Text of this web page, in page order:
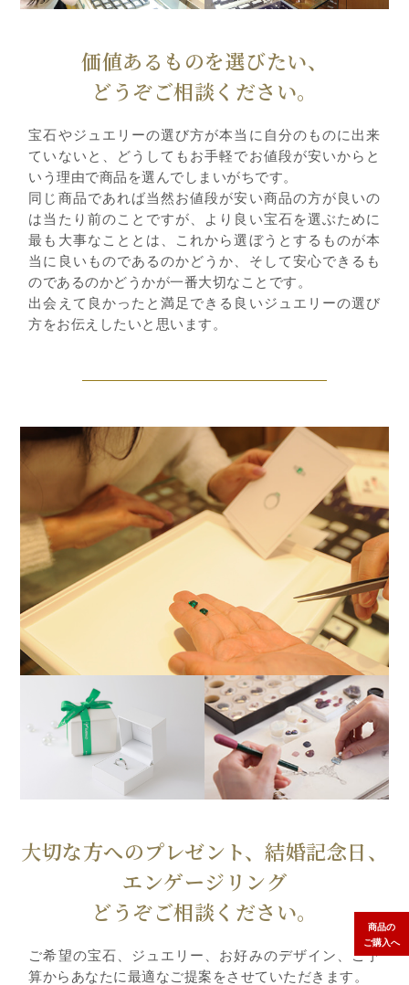
価値あるものを選びたい、
どうぞご相談ください。
宝石やジュエリーの選び方が本当に自分のものに出来
ていないと、どうしてもお手軽でお値段が安いからと
いう理由で商品を選んでしまいがちです。
同じ商品であれば当然お値段が安い商品の方が良いの
は当たり前のことですが、より良い宝石を選ぶために
最も大事なこととは、これから選ぼうとするものが本
当に良いものであるのかどうか、そして安心できるも
のであるのかどうかが一番大切なことです。
出会えて良かったと満足できる良いジュエリーの選び
方をお伝えしたいと思います。
大切な方へのプレゼント、結婚記念日、
エンゲージリング
どうぞご相談ください。
ご希望の宝石、ジュエリー、お好みのデザイン、ご予
算からあなたに最適なご提案をさせていただきます。
商品の
ご購入へ